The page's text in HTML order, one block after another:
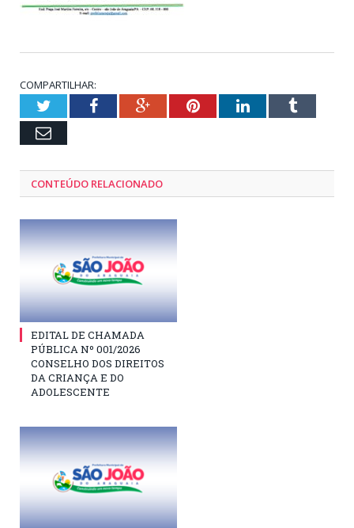
COMPARTILHAR:
TwitterFacebookGoogle+PinterestLinkedInTumblr
Email
CONTEÚDO RELACIONADO
EDITAL DE CHAMADA
PÚBLICA Nº 001/2026
CONSELHO DOS DIREITOS
DA CRIANÇA E DO
ADOLESCENTE